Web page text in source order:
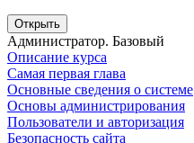
Открыть
Администратор. Базовый
Описание курса
Самая первая глава
Основные сведения о системе
Основы администрирования
Пользователи и авторизация
Безопасность сайта